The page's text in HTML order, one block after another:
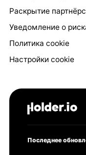
Раскрытие
Уведомление о
Политика cookie
Настройки cookie
Последнее